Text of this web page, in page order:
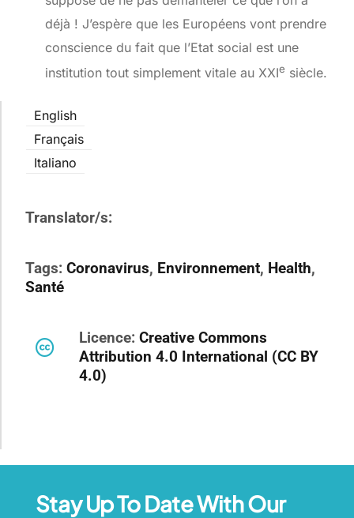
déjà ! J’espère que les Européens vont prendre
conscience du fait que l’Etat social est une
institution tout simplement vitale au XXIe siècle.
English
Français
Italiano
Translator/s:
Tags: Coronavirus, Environnement, Health,
Santé
Licence: Creative Commons
Attribution 4.0 International (CC BY
4.0)
Stay Up To Date With Our